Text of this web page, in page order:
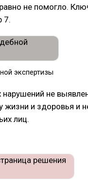
не помогло.
7.
экспертизы
не
жизни и здоровья и
лиц.